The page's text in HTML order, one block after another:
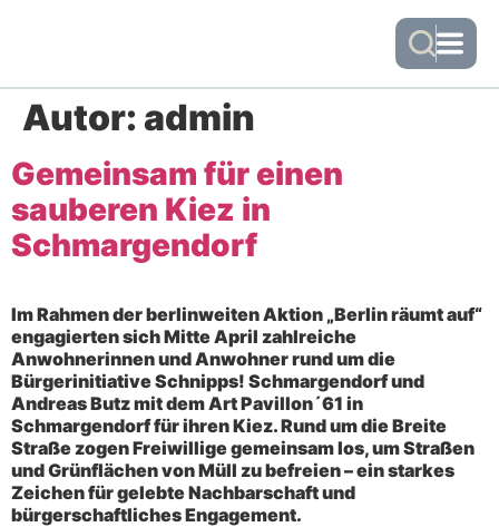
Autor:admin
Gemeinsam für einen
sauberen Kiez in
Schmargendorf
Im Rahmen der berlinweiten Aktion „Berlin räumt auf“
engagierten sich Mitte April zahlreiche
Anwohnerinnen und Anwohner rund um die
Bürgerinitiative Schnipps! Schmargendorf und
Andreas Butz mit dem Art Pavillon´61 in
Schmargendorf für ihren Kiez. Rund um die Breite
Straße zogen Freiwillige gemeinsam los, um Straßen
und Grünflächen von Müll zu befreien – ein starkes
Zeichen für gelebte Nachbarschaft und
bürgerschaftliches Engagement.